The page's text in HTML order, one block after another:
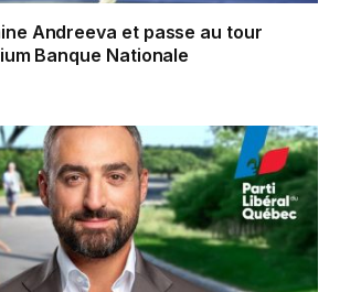
Andreeva et passe au tour
Banque Nationale